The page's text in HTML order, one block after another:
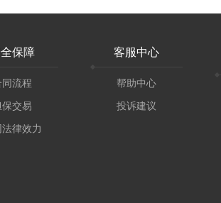
保障
同流程
保交易
律效力
客服中心
帮助中心
投诉建议